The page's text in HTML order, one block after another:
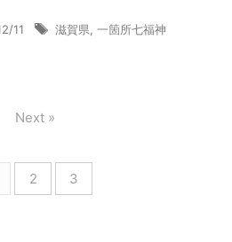
11 滋賀県 一箇所七福神
2 3
Next »